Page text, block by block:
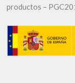
productos –